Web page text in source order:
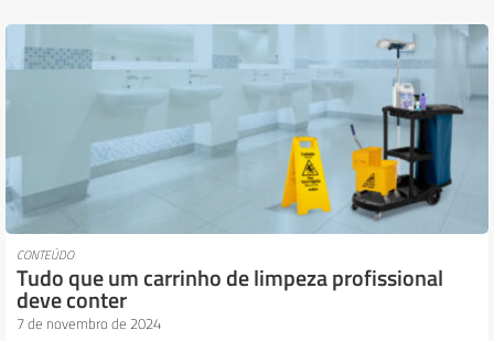
CONTEÚDO
Tudo que um carrinho de limpeza profissional
deve conter
7 de novembro de 2024